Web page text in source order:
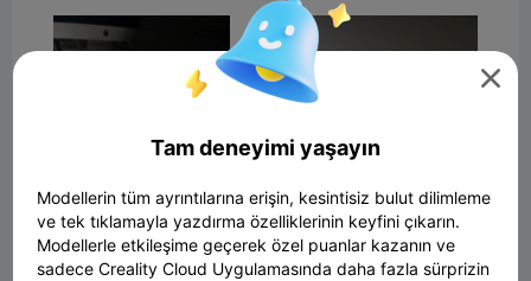

Tam deneyimi yaşayın
Modellerin tüm ayrıntılarına erişin, kesintisiz bulut dilimleme
ve tek tıklamayla yazdırma özelliklerinin keyfini çıkarın.
Modellerle etkileşime geçerek özel puanlar kazanın ve
sadece Creality Cloud Uygulamasında daha fazla sürprizin